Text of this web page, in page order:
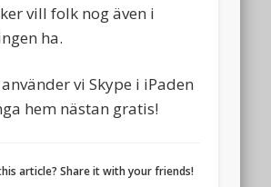
vill folk nog även i
ha.
vi Skype i iPaden
hem nästan gratis!
article? Share it with your friends!